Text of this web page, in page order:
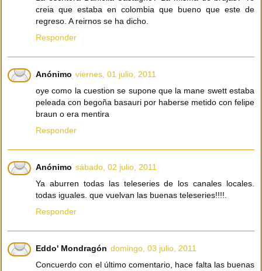
creia que estaba en colombia que bueno que este de
regreso. A reirnos se ha dicho.
Responder
Anónimo viernes, 01 julio, 2011
oye como la cuestion se supone que la mane swett estaba
peleada con begoña basauri por haberse metido con felipe
braun o era mentira
Responder
Anónimo sábado, 02 julio, 2011
Ya aburren todas las teleseries de los canales locales.
todas iguales. que vuelvan las buenas teleseries!!!!.
Responder
Eddo' Mondragón domingo, 03 julio, 2011
Concuerdo con el último comentario, hace falta las buenas